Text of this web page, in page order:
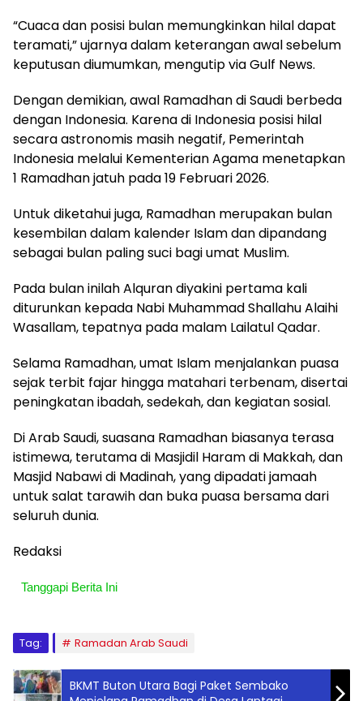
“Cuaca dan posisi bulan memungkinkan hilal dapat
teramati,” ujarnya dalam keterangan awal sebelum
keputusan diumumkan, mengutip via Gulf News.
Dengan demikian, awal Ramadhan di Saudi berbeda
dengan Indonesia. Karena di Indonesia posisi hilal
secara astronomis masih negatif, Pemerintah
Indonesia melalui Kementerian Agama menetapkan
1 Ramadhan jatuh pada 19 Februari 2026.
Untuk diketahui juga, Ramadhan merupakan bulan
kesembilan dalam kalender Islam dan dipandang
sebagai bulan paling suci bagi umat Muslim.
Pada bulan inilah Alquran diyakini pertama kali
diturunkan kepada Nabi Muhammad Shallahu Alaihi
Wasallam, tepatnya pada malam Lailatul Qadar.
Selama Ramadhan, umat Islam menjalankan puasa
sejak terbit fajar hingga matahari terbenam, disertai
peningkatan ibadah, sedekah, dan kegiatan sosial.
Di Arab Saudi, suasana Ramadhan biasanya terasa
istimewa, terutama di Masjidil Haram di Makkah, dan
Masjid Nabawi di Madinah, yang dipadati jamaah
untuk salat tarawih dan buka puasa bersama dari
seluruh dunia.
Redaksi
Tanggapi Berita Ini
Tag: Ramadan Arab Saudi
BKMT Buton Utara Bagi Paket Sembako